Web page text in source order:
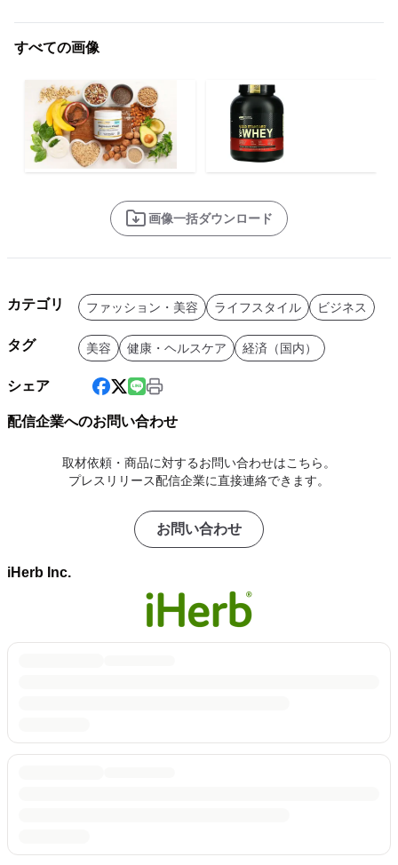
すべての画像
画像一括ダウンロード
カテゴリ ファッション・美容 ライフスタイル ビジネス
タグ 美容 健康・ヘルスケア 経済（国内）
シェア
配信企業へのお問い合わせ
取材依頼・商品に対するお問い合わせはこちら。
プレスリリース配信企業に直接連絡できます。
お問い合わせ
iHerb Inc.